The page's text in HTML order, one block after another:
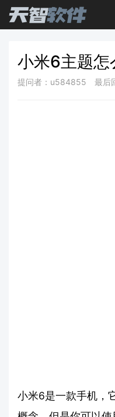
小米6主题怎
提问者：u584855 最后
小米6是一款手机，